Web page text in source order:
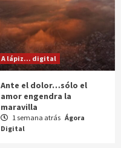
A lápiz... digital
Ante el dolor…sólo el
amor engendra la
maravilla
1 semana atrás Ágora
Digital